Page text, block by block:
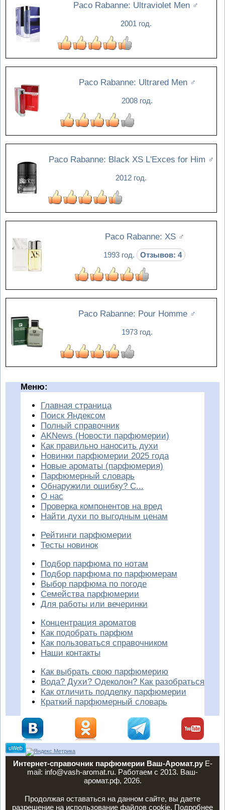
Paco Rabanne: Ultraviolet Men ♂
2001 год.
Paco Rabanne: Ultrared Men ♂
2008 год.
Paco Rabanne: Black XS L'Exces for Him ♂
2012 год.
Paco Rabanne: XS ♂
1993 год. Отзывов: 4
Paco Rabanne: Pour Homme ♂
1973 год.
Меню:
Главная страница
Поиск Яндексом
Полный справочник
AKNews (Новости парфюмерии)
Как правильно наносить духи
Новинки парфюмерии 2025 года
Новые ароматы (парфюмерия)
Парфюмерный словарь
Обнаружили ошибку? С...
О нас
Проверка компонентов на вред
Найти духи по выгодным ценам
Рейтинги парфюмерии
Тесты новинок
Подбор парфюма по нотам
Подбор парфюма по парфюмерам
Выбор парфюма по погоде
Семейства парфюмерии
Для работы или вечеринки
Концентрация ароматов
Как подобрать парфюм
Как пользоваться справочником
Наши контакты
Как выбрать свою парфюмерию
Вода? Духи? Одеколон? Как разобраться
Как отличить подделку парфюмерии
Краткий парфюмерный словарь
Интернет-справочник парфюмерии Ваш-Аромат.руE-
mail: info@vash-aromat.ru. Работаем с 2013. Ваш-
аромат.рф, 2026.
Продолжая оставаться на данном сайте, вы даете
разрешение на использование файлов cookie. Подробнее